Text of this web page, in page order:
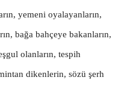
yemeni oyalayanların,
bağa bahçeye bakanların,
olanların, tespih
dikenlerin, sözü şerh